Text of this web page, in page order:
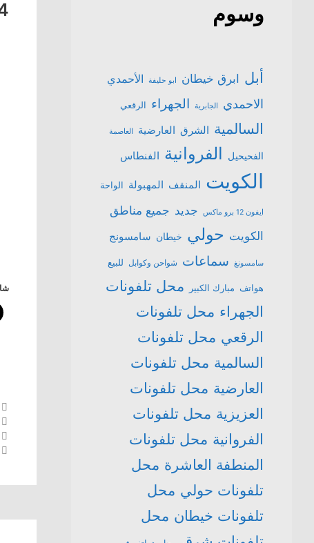
وسوم
أبل ابرق خيطان ابو حليفة الأحمدي
الاحمدي الجابرية الجهراء الرقعي
السالمية الشرق العارضية العاصمة
الفحيحيل الفروانية الفنطاس
الكويت المنقف المهبولة الواحة
ايفون 12 برو ماكس جديد جميع مناطق
الكويت حولي خيطان سامسونج
سامسونغ سماعات شواحن وكوابل للبيع
هواتف مبارك الكبير
محل تلفونات
الجهراء محل تلفونات
الرقعي محل تلفونات
السالمية محل تلفونات
العارضية محل تلفونات
العزيزية محل تلفونات
الفروانية محل تلفونات
المنطفة العاشرة محل
تلفونات حولي محل
تلفونات خيطان محل